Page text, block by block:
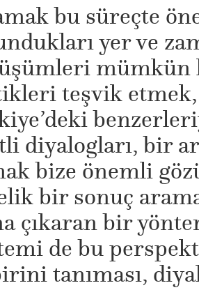
bu süreçte
yer ve
mümkün
teşvik
diyalogları, bir
bize önemli
bir sonuç
çıkaran bir
de bu
tanıması,